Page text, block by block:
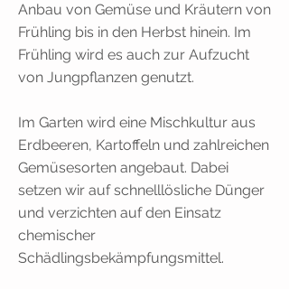
Anbau von Gemüse und Kräutern von
Frühling bis in den Herbst hinein. Im
Frühling wird es auch zur Aufzucht
von Jungpflanzen genutzt.
Im Garten wird eine Mischkultur aus
Erdbeeren, Kartoffeln und zahlreichen
Gemüsesorten angebaut. Dabei
setzen wir auf schnelllösliche Dünger
und verzichten auf den Einsatz
chemischer
Schädlingsbekämpfungsmittel.